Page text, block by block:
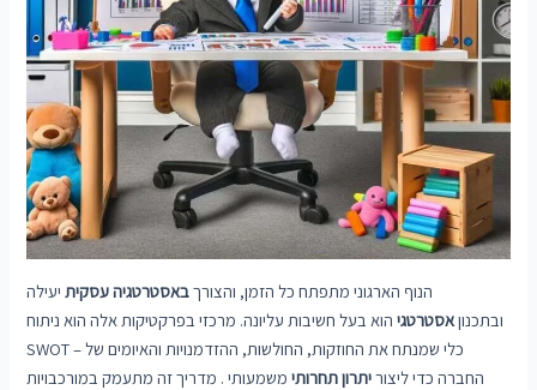
הנוף הארגוני מתפתח כל הזמן, והצורךבאסטרטגיה עסקיתיעילה
ובתכנוןאסטרטגיהוא בעל חשיבות עליונה. מרכזי בפרקטיקות אלה הוא ניתוח
SWOT – כלי שמנתח את החוזקות, החולשות, ההזדמנויות והאיומים של
החברה כדי ליצוריתרון תחרותימשמעותי . מדריך זה מתעמק במורכבויות